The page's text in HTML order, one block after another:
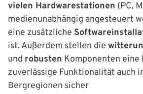
vielen Hardwarestationen (PC,
medienunabhängig angesteuert
eine zusätzliche
ist. Außerdem stellen die
und robusten Komponenten eine
zuverlässige Funktionalität auch
Bergregionen sicher